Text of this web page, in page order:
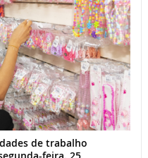
de trabalho